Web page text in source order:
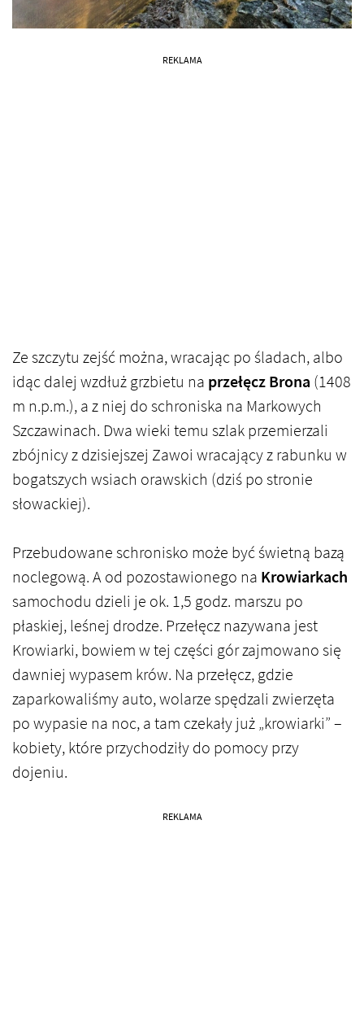
REKLAMA
Ze szczytu zejść można, wracając po śladach, albo
idąc dalej wzdłuż grzbietu na przełęcz Brona (1408
m n.p.m.), a z niej do schroniska na Markowych
Szczawinach. Dwa wieki temu szlak przemierzali
zbójnicy z dzisiejszej Zawoi wracający z rabunku w
bogatszych wsiach orawskich (dziś po stronie
słowackiej).
Przebudowane schronisko może być świetną bazą
noclegową. A od pozostawionego na Krowiarkach
samochodu dzieli je ok. 1,5 godz. marszu po
płaskiej, leśnej drodze. Przełęcz nazywana jest
Krowiarki, bowiem w tej części gór zajmowano się
dawniej wypasem krów. Na przełęcz, gdzie
zaparkowaliśmy auto, wolarze spędzali zwierzęta
po wypasie na noc, a tam czekały już „krowiarki” –
kobiety, które przychodziły do pomocy przy
dojeniu.
REKLAMA